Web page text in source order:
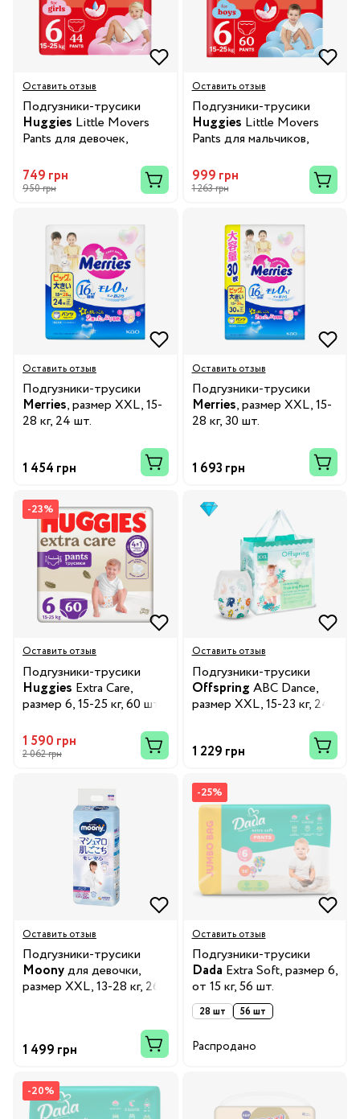
Оставить отзыв
Подгузники-трусики
Huggies Little Movers
Pants для девочек,
749 грн
950 грн
Оставить отзыв
Подгузники-трусики
Huggies Little Movers
Pants для мальчиков,
999 грн
1 263 грн
Оставить отзыв
Подгузники-трусики
Merries, размер XXL, 15-
28 кг, 24 шт.
1 454 грн
Оставить отзыв
Подгузники-трусики
Merries, размер XXL, 15-
28 кг, 30 шт.
1 693 грн
-23%
Оставить отзыв
Подгузники-трусики
Huggies Extra Care,
размер 6, 15-25 кг, 60 шт.
1 590 грн
2 062 грн
Оставить отзыв
Подгузники-трусики
Offspring ABC Dance,
размер XXL, 15-23 кг, 24
1 229 грн
Оставить отзыв
Подгузники-трусики
Moonyдля девочки,
размер XXL, 13-28 кг, 26
1 499 грн
-25%
Оставить отзыв
Подгузники-трусики
Dada Extra Soft, размер 6,
от 15 кг, 56 шт.
28 шт 56 шт
Распродано
-20%